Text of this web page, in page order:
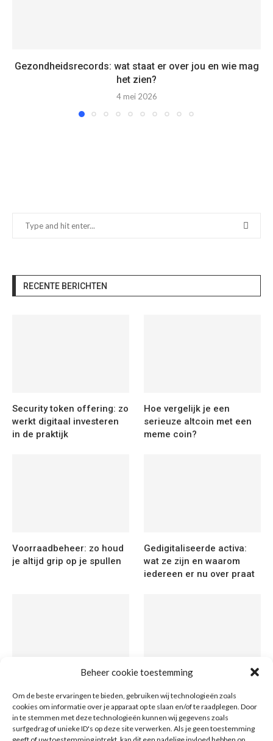
Beheer cookie toestemming
Om de beste ervaringen te bieden, gebruiken wij technologieën zoals
cookies om informatie over je apparaat op te slaan en/of te raadplegen. Door
in te stemmen met deze technologieën kunnen wij gegevens zoals
surfgedrag of unieke ID's op deze site verwerken. Als je geen toestemming
Gezondheidsrecords: wat staat er over jou en wie mag
het zien?
4 mei 2026
RECENTE BERICHTEN
Security token offering: zo
werkt digitaal investeren
in de praktijk
Hoe vergelijk je een
serieuze altcoin met een
meme coin?
Voorraadbeheer: zo houd
je altijd grip op je spullen
Gedigitaliseerde activa:
wat ze zijn en waarom
iedereen er nu over praat
metaverse: wat is het en
wat is het waard?
van tekstverwerkende
eenheden tot digitale
munten